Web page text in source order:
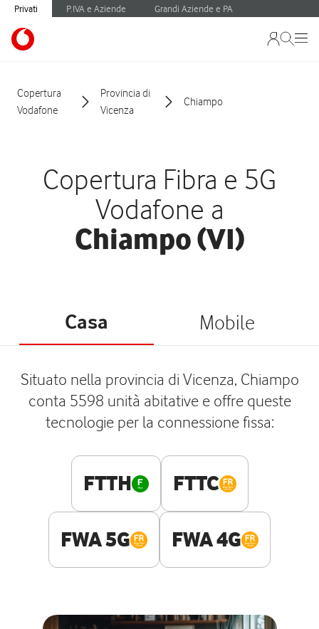
Privati P.IVA e Aziende Grandi Aziende e PA
Copertura
Vodafone
Provincia di
Vicenza
Chiampo
Copertura Fibra e 5G
Vodafone a
Chiampo (VI)
Casa Mobile
Situato nella provincia di Vicenza, Chiampo
conta 5598 unità abitative e offre queste
tecnologie per la connessione fissa:
FTTH FTTC
FWA 5G FWA 4G